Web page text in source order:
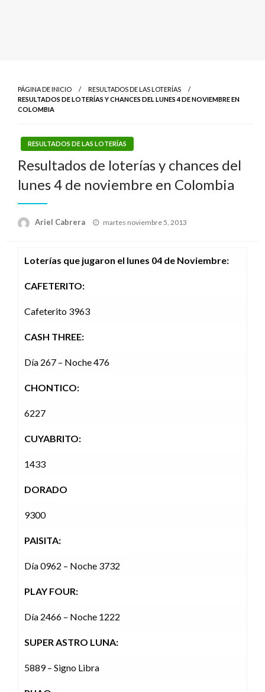
PÁGINA DE INICIO
RESULTADOS DE LAS LOTERÍAS
RESULTADOS DE LOTERÍAS Y CHANCES DEL LUNES 4 DE NOVIEMBRE EN
COLOMBIA
RESULTADOS DE LAS LOTERÍAS
Resultados de loterías y chances del
lunes 4 de noviembre en Colombia
Ariel Cabrera
Publicado
martes noviembre 5, 2013
Loterías que jugaron el lunes 04 de Noviembre:
CAFETERITO:
Cafeterito 3963
CASH THREE:
Día 267 – Noche 476
CHONTICO:
6227
CUYABRITO:
1433
DORADO
9300
PAISITA:
Día 0962 – Noche 3732
PLAY FOUR:
Día 2466 – Noche 1222
SUPER ASTRO LUNA:
5889 – Signo Libra